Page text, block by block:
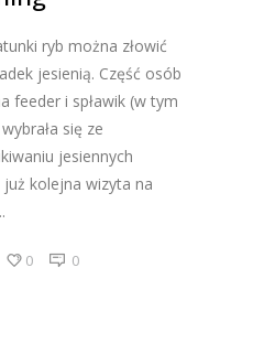
ryb można złowić
jesienią. Część osób
feeder i spławik (w tym
się ze
jesiennych
kolejna wizyta na
0 0